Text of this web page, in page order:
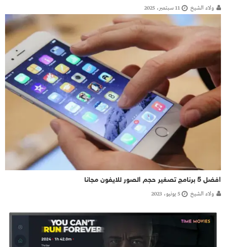
ولاء الشيخ 11 سبتمبر، 2025
افضل 5 برنامج تصغير حجم الصور للايفون مجانا
ولاء الشيخ 5 يونيو، 2023